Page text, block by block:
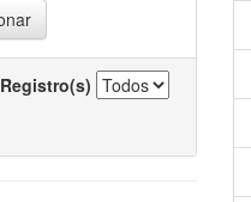
Registro(s)